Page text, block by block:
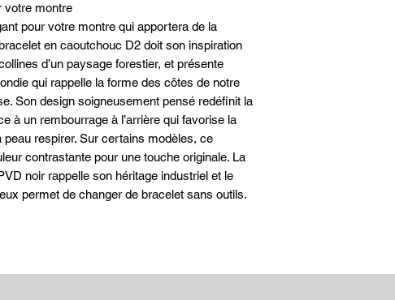
votre montre
pour votre montre qui apportera de la
en caoutchouc D2 doit son inspiration
d’un paysage forestier, et présente
qui rappelle la forme des côtes de notre
Son design soigneusement pensé redéfinit la
à un rembourrage à l’arrière qui favorise la
peau respirer. Sur certains modèles, ce
contrastante pour une touche originale. La
noir rappelle son héritage industriel et le
permet de changer de bracelet sans outils.